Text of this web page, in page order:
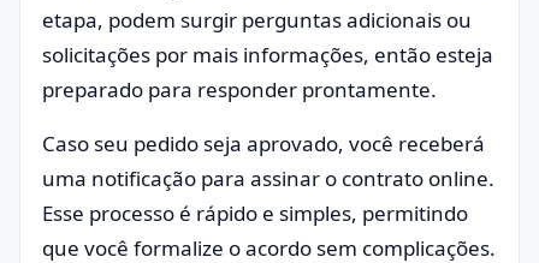
etapa, podem surgir perguntas adicionais ou
solicitações por mais informações, então esteja
preparado para responder prontamente.
Caso seu pedido seja aprovado, você receberá
uma notificação para assinar o contrato online.
Esse processo é rápido e simples, permitindo
que você formalize o acordo sem complicações.